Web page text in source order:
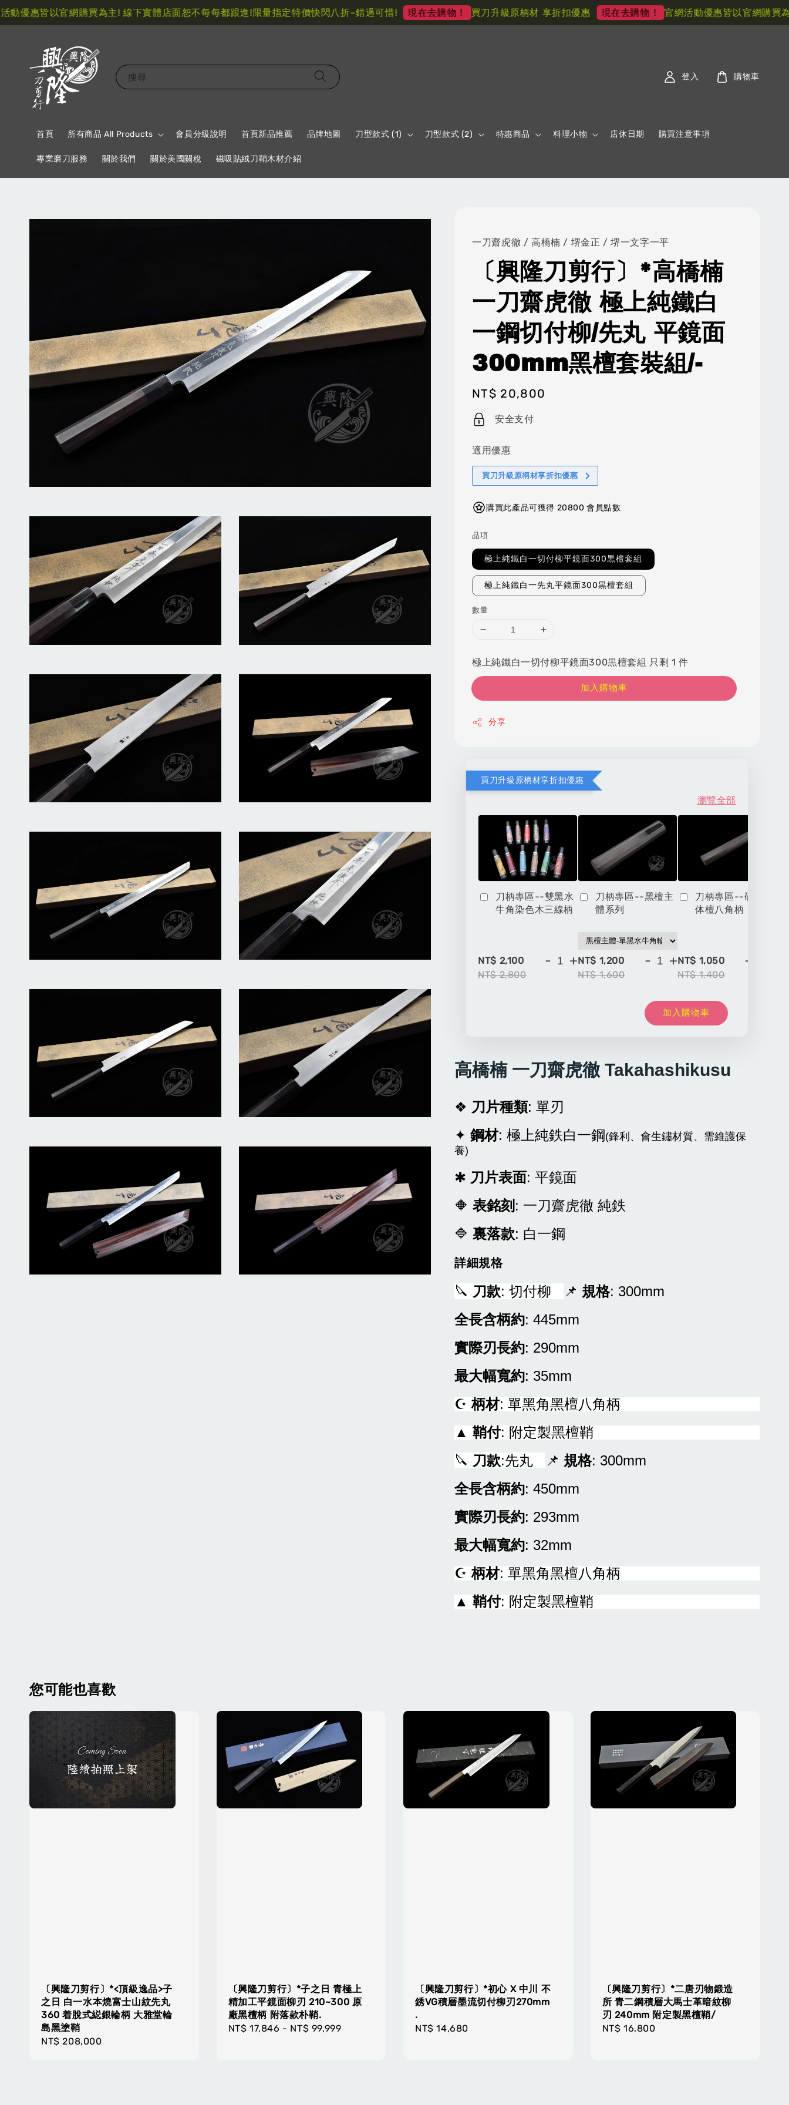
惠皆以官網購買為主! 線下實體店面恕不每每都跟進!限量指定特價快閃八折~錯過可惜! 現在去購物！ 買刀升級原柄材 享折扣優惠 現在去購物！ 官網活動優惠皆以官網購買為主!
搜尋
首頁 所有商品 All Products 會員分級說明 首頁新品推薦 品牌地圖 刀型款式 (1) 刀型款式 (2) 特惠商品 料理小物 店休日期 購買注意事項
專業磨刀服務 關於我們 關於美國關稅 磁吸貼絨刀鞘木材介紹
登入 購物車
一刀齋虎徹 / 高橋楠 / 堺金正 / 堺一文字一平
〔興隆刀剪行〕*高橋楠
一刀齋虎徹 極上純鐵白
一鋼切付柳/先丸 平鏡面
300mm黑檀套裝組/-
Regular
price
NT$ 20,800
安全支付
適用優惠
買刀升級原柄材享折扣優惠
購買此產品可獲得 20800 會員點數
品項
極上純鐵白一切付柳平鏡面300黒檀套組
極上純鐵白一先丸平鏡面300黒檀套組
數量
極上純鐵白一切付柳平鏡面300黒檀套組 只剩 1 件
加入購物車
分享
買刀升級原柄材享折扣優惠
瀏覽全部
刀柄專區--雙黑水
牛角染色木三線柄
NT$ 2,100
NT$ 2,800
- +
刀柄專區--黑檀主
體系列
NT$ 1,200
NT$ 1,600
- +
刀柄專區--硬木一
体檀八角柄
NT$ 1,050
NT$ 1,400
-
加入購物車
高橋楠 一刀齋虎徹 Takahashikusu
❖ 刀片種類: 單刃
✦鋼材: 極上純鉄白一鋼(鋒利、會生鏽材質、需維護保
養)
✱ 刀片表面: 平鏡面
🔶表銘刻 : 一刀齋虎徹 純鉄
🔷 裏落款: 白一鋼
詳細規格
🔪 刀款: 切付柳 📌 規格: 300mm
全長含柄約: 445mm
實際刃長約: 290mm
最大幅寬約: 35mm
☪柄材: 單黑角黑檀八角柄
▲鞘付: 附定製黑檀鞘
🔪 刀款:先丸 📌 規格: 300mm
全長含柄約: 450mm
實際刃長約: 293mm
最大幅寬約: 32mm
☪柄材: 單黑角黑檀八角柄
▲鞘付: 附定製黑檀鞘
您可能也喜歡
〔興隆刀剪行〕*<頂級逸品>子
之日 白一水本燒富士山紋先丸
360 着脫式縂銀輪柄 大雅堂輪
島黑塗鞘
Regular
NT$ 208,000
〔興隆刀剪行〕*子之日 青極上
精加工平鏡面柳刃 210~300 原
廠黑檀柄 附落款朴鞘.
Regular
NT$ 17,846 - NT$ 99,999
〔興隆刀剪行〕*初心 X 中川 不
銹VG積層墨流切付柳刃270mm
.
Regular
NT$ 14,680
〔興隆刀剪行〕*二唐刃物鍛造
所 青二鋼積層大馬士革暗紋柳
刃 240mm 附定製黑檀鞘/
Regular
NT$ 16,800